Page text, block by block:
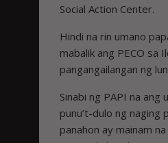
Social Action Center.
Hindi na rin umano
mabalik ang PECO sa
pangangailangan ng
Sinabi ng PAPI na
punu’t-dulo ng ­naging
panahon ay mainam